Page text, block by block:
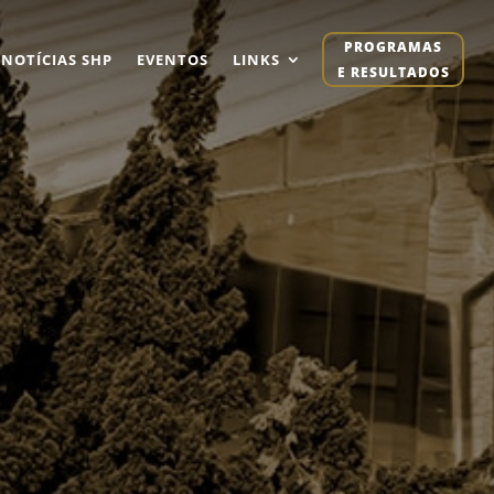
NOTÍCIAS SHP EVENTOS LINKS
PROGRAMAS
E RESULTADOS